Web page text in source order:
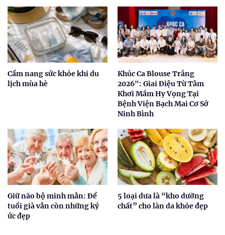
Cẩm nang sức khỏe khi du
lịch mùa hè
Khúc Ca Blouse Trắng
2026": Giai Điệu Từ Tâm
Khơi Mầm Hy Vọng Tại
Bệnh Viện Bạch Mai Cơ Sở
Ninh Bình
Giữ não bộ minh mẫn: Để
tuổi già vẫn còn những ký
ức đẹp
5 loại dưa là “kho dưỡng
chất” cho làn da khỏe đẹp